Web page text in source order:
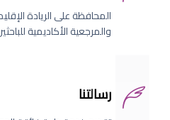
المحافظة على الريادة
والمرجعية الأكاديمية
رسالتنا